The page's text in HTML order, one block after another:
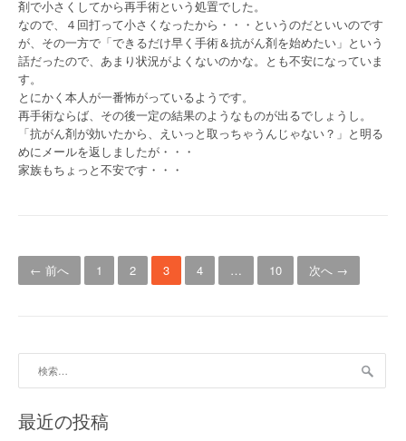
剤で小さくしてから再手術という処置でした。
なので、４回打って小さくなったから・・・というのだといいのです
が、その一方で「できるだけ早く手術＆抗がん剤を始めたい」という
話だったので、あまり状況がよくないのかな。とも不安になっていま
す。
とにかく本人が一番怖がっているようです。
再手術ならば、その後一定の結果のようなものが出るでしょうし。
「抗がん剤が効いたから、えいっと取っちゃうんじゃない？」と明る
めにメールを返しましたが・・・
家族もちょっと不安です・・・
投稿ナビゲーション
← 前へ 1 2 3 4 … 10 次へ →
最近の投稿